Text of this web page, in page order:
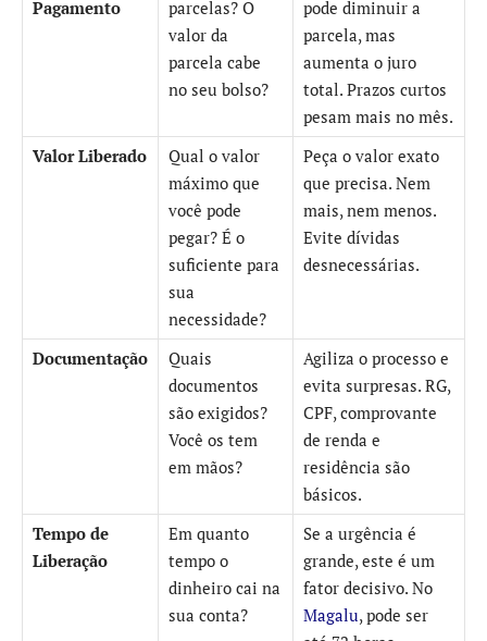
Pagamento
parcelas? O
valor da
parcela cabe
no seu bolso?
pode diminuir a
parcela, mas
aumenta o juro
total. Prazos curtos
pesam mais no mês.
Valor Liberado
Qual o valor
máximo que
você pode
pegar? É o
suficiente para
sua
necessidade?
Peça o valor exato
que precisa. Nem
mais, nem menos.
Evite dívidas
desnecessárias.
Documentação
Quais
documentos
são exigidos?
Você os tem
em mãos?
Agiliza o processo e
evita surpresas. RG,
CPF, comprovante
de renda e
residência são
básicos.
Tempo de
Liberação
Em quanto
tempo o
dinheiro cai na
sua conta?
Se a urgência é
grande, este é um
fator decisivo. No
Magalu, pode ser